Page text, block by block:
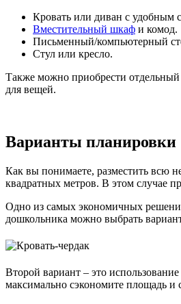
Кровать или диван с удобным
Вместительный шкаф и комод.
Письменный/компьютерный
Стул или кресло.
Также можно приобрести
для вещей.
Варианты планировки
Как вы понимаете, разместить всю
квадратных метров. В этом случае
Одно из самых экономичных
дошкольника можно выбрать
Второй вариант – это
максимально сэкономите площадь